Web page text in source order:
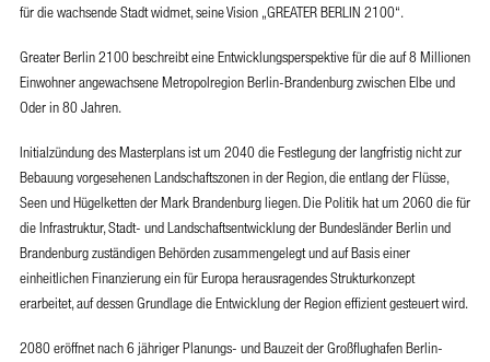
für die wachsende Stadt widmet, seine Vision „GREATER BERLIN 2100“.
Greater Berlin 2100 beschreibt eine Entwicklungsperspektive für die auf 8 Millionen
Einwohner angewachsene Metropolregion Berlin-Brandenburg zwischen Elbe und
Oder in 80 Jahren.
Initialzündung des Masterplans ist um 2040 die Festlegung der langfristig nicht zur
Bebauung vorgesehenen Landschaftszonen in der Region, die entlang der Flüsse,
Seen und Hügelketten der Mark Brandenburg liegen. Die Politik hat um 2060 die für
die Infrastruktur, Stadt- und Landschaftsentwicklung der Bundesländer Berlin und
Brandenburg zuständigen Behörden zusammengelegt und auf Basis einer
einheitlichen Finanzierung ein für Europa herausragendes Strukturkonzept
erarbeitet, auf dessen Grundlage die Entwicklung der Region effizient gesteuert wird.
2080 eröffnet nach 6 jähriger Planungs- und Bauzeit der Großflughafen Berlin-